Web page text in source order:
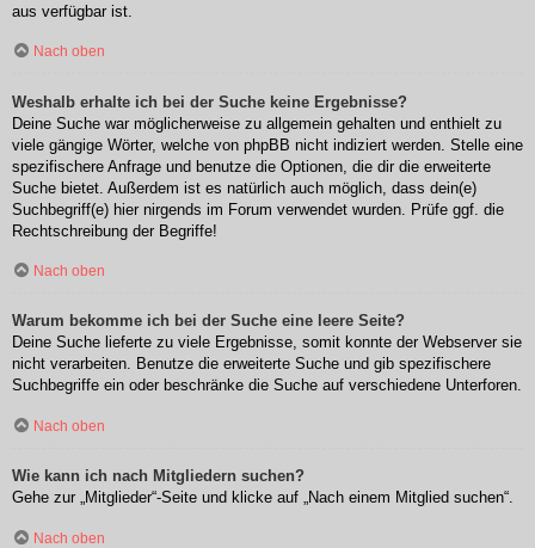
aus verfügbar ist.
Nach oben
Weshalb erhalte ich bei der Suche keine Ergebnisse?
Deine Suche war möglicherweise zu allgemein gehalten und enthielt zu
viele gängige Wörter, welche von phpBB nicht indiziert werden. Stelle eine
spezifischere Anfrage und benutze die Optionen, die dir die erweiterte
Suche bietet. Außerdem ist es natürlich auch möglich, dass dein(e)
Suchbegriff(e) hier nirgends im Forum verwendet wurden. Prüfe ggf. die
Rechtschreibung der Begriffe!
Nach oben
Warum bekomme ich bei der Suche eine leere Seite?
Deine Suche lieferte zu viele Ergebnisse, somit konnte der Webserver sie
nicht verarbeiten. Benutze die erweiterte Suche und gib spezifischere
Suchbegriffe ein oder beschränke die Suche auf verschiedene Unterforen.
Nach oben
Wie kann ich nach Mitgliedern suchen?
Gehe zur „Mitglieder“-Seite und klicke auf „Nach einem Mitglied suchen“.
Nach oben